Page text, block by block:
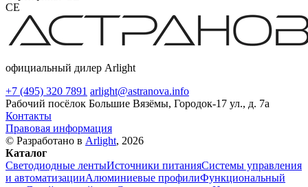
CE
официальный дилер Arlight
+7 (495) 320 7891 arlight@astranova.info
Рабочий посёлок Большие Вязёмы, Городок-17 ул., д. 7а
Контакты
Правовая информация
© Разработано в Arlight, 2026
Каталог
Светодиодные лентыИсточники питанияСистемы управления
и автоматизацииАлюминиевые профилиФункциональный